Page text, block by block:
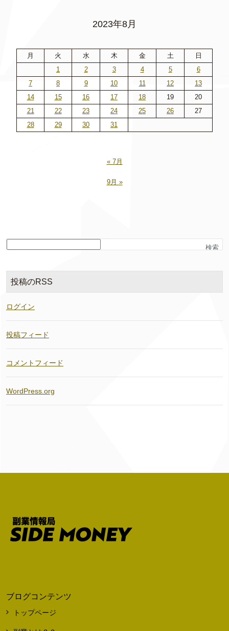
2023年8月
月 火 水 木 金 土
日
1
2 3 4 5
6
7
8 9 10 11 12
13
14
15 16 17 18 19
20
21
22 23 24 25 26
27
28
29 30 31
« 7月
9月 »
検索
投稿のRSS
ログイン
投稿フィード
コメントフィード
WordPress.org
ブログコンテンツ
トップページ